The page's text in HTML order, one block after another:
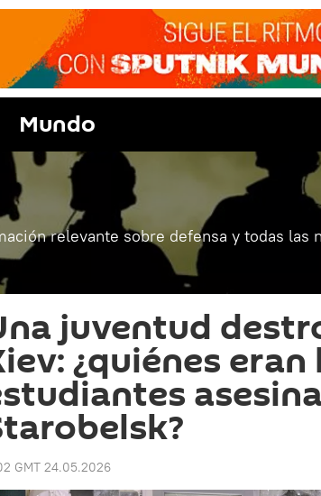
Mundo
relevante sobre defensa y todas las
juventud
¿quiénes eran
GMT 24.05.2026